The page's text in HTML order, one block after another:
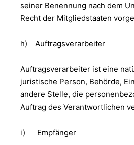
seiner Benennung nach dem
Recht der Mitgliedstaaten
h) Auftragsverarbeiter
Auftragsverarbeiter ist eine
juristische Person, Behörde,
andere Stelle, die
Auftrag des Verantwortlichen
i) Empfänger